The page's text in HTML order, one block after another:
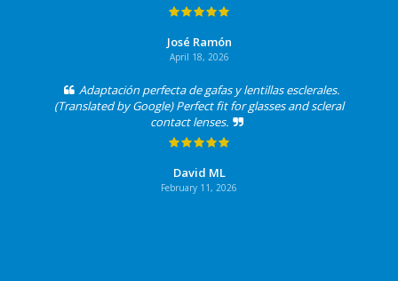
José Ramón
April 18, 2026
Adaptación perfecta de gafas y lentillas esclerales.
(Translated by Google) Perfect fit for glasses and scleral
contact lenses.
David ML
February 11, 2026